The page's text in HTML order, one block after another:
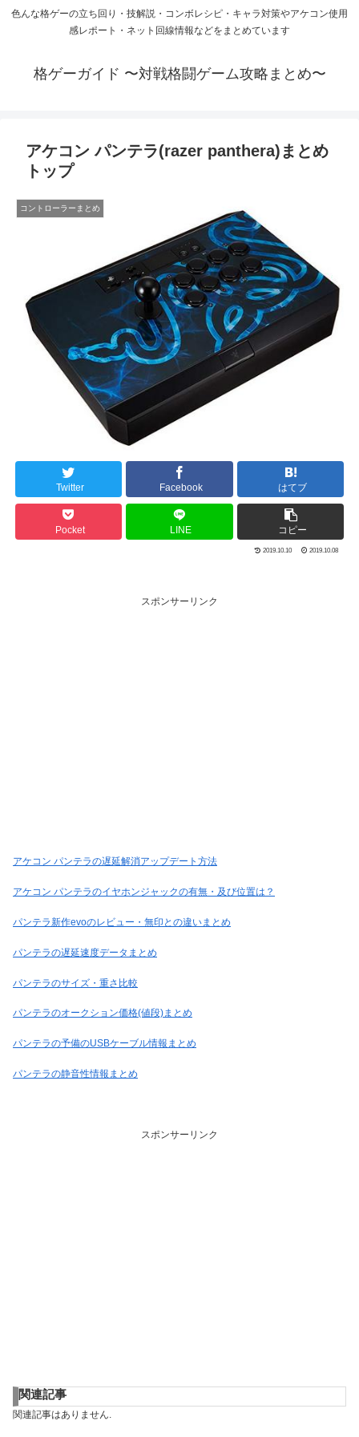
色んな格ゲーの立ち回り・技解説・コンボレシピ・キャラ対策やアケコン使用
感レポート・ネット回線情報などをまとめています
格ゲーガイド 〜対戦格闘ゲーム攻略まとめ〜
アケコン パンテラ(razer panthera)まとめ
トップ
コントローラーまとめ
Twitter Facebook はてブ
Pocket LINE コピー
2019.10.10 2019.10.08
スポンサーリンク
アケコン パンテラの遅延解消アップデート方法
アケコン パンテラのイヤホンジャックの有無・及び位置は？
パンテラ新作evoのレビュー・無印との違いまとめ
パンテラの遅延速度データまとめ
パンテラのサイズ・重さ比較
パンテラのオークション価格(値段)まとめ
パンテラの予備のUSBケーブル情報まとめ
パンテラの静音性情報まとめ
スポンサーリンク
関連記事
関連記事はありません.